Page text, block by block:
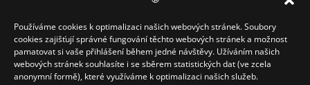
Používáme cookies k optimalizaci našich webových stránek. Soubory
cookies zajišťují správné fungování těchto webových stránek a možnost
pamatovat si vaše přihlášení během jedné návštěvy. Užíváním našich
webových stránek souhlasíte i se sběrem statistických dat (ve zcela
anonymní formě), které využíváme k optimalizaci našich služeb.
PODMÍNKY UŽÍVÁNÍ PLATFORMY ZÁSADY OCHRANY OSOBNÍCH ÚDAJŮ
KONTAKT